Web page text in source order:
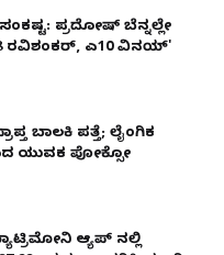
ಪ್ರದೋಷ್ ಬೆನ್ನಲ್ಲೇ
ರವಿಶಂಕರ್, ಎ10 ವಿನಯ್'
ಬಾಲಕಿ ಪತ್ತೆ; ಲೈಂಗಿಕ
ಯುವಕ ಪೋಕ್ಸೋ
ಆ್ಯಪ್ ನಲ್ಲಿ